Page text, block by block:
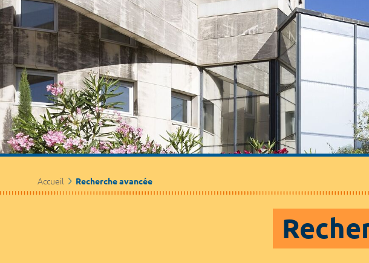
Accueil Recherche avancée